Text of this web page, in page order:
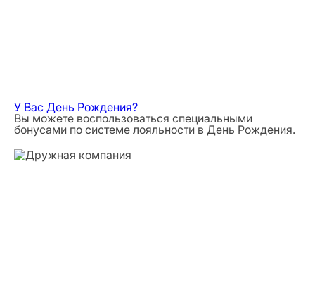
У Вас День Рождения?
Вы можете воспользоваться специальными
бонусами по системе лояльности в День Рождения.